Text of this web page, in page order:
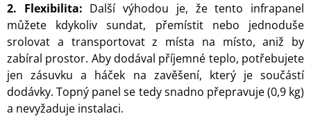
2. Flexibilita: Další výhodou je, že tento infrapanel
můžete kdykoliv sundat, přemístit nebo jednoduše
srolovat a transportovat z místa na místo, aniž by
zabíral prostor. Aby dodával příjemné teplo, potřebujete
jen zásuvku a háček na zavěšení, který je součástí
dodávky. Topný panel se tedy snadno přepravuje (0,9 kg)
a nevyžaduje instalaci.